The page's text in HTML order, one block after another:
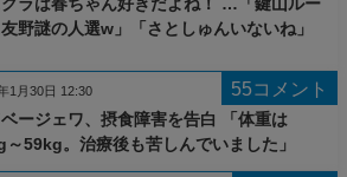
ラは春ちゃん好きだよね！ …「鍵山ルー
野謎の人選w」「さとしゅんいないね」
55コメント
ベージェワ、摂食障害を告白 「体重は
～59kg。治療後も苦しんでいました」
1月30日 12:30